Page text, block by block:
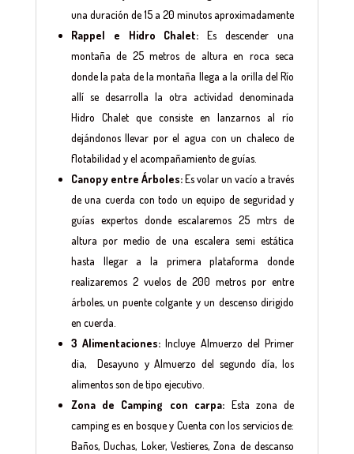
una duración de 15 a 20 minutos aproximadamente
Rappel e Hidro Chalet: Es descender una
montaña de 25 metros de altura en roca seca
donde la pata de la montaña llega a la orilla del Río
allí se desarrolla la otra actividad denominada
Hidro Chalet que consiste en lanzarnos al río
dejándonos llevar por el agua con un chaleco de
flotabilidad y el acompañamiento de guías.
Canopy entre Árboles:Es volar un vacío a través
de una cuerda con todo un equipo de seguridad y
guías expertos donde escalaremos 25 mtrs de
altura por medio de una escalera semi estática
hasta llegar a la primera plataforma donde
realizaremos 2 vuelos de 200 metros por entre
árboles, un puente colgante y un descenso dirigido
en cuerda.
3 Alimentaciones:Incluye Almuerzo del Primer
dia, Desayuno y Almuerzo del segundo día, los
alimentos son de tipo ejecutivo.
Zona de Camping con carpa: Esta zona de
camping es en bosque y Cuenta con los servicios de:
Baños, Duchas, Loker, Vestieres, Zona de descanso